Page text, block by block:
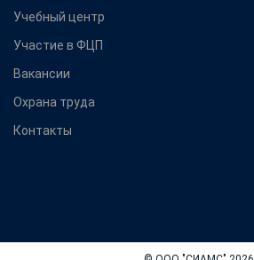
Учебный центр
Участие в ФЦП
Вакансии
Охрана труда
Контакты